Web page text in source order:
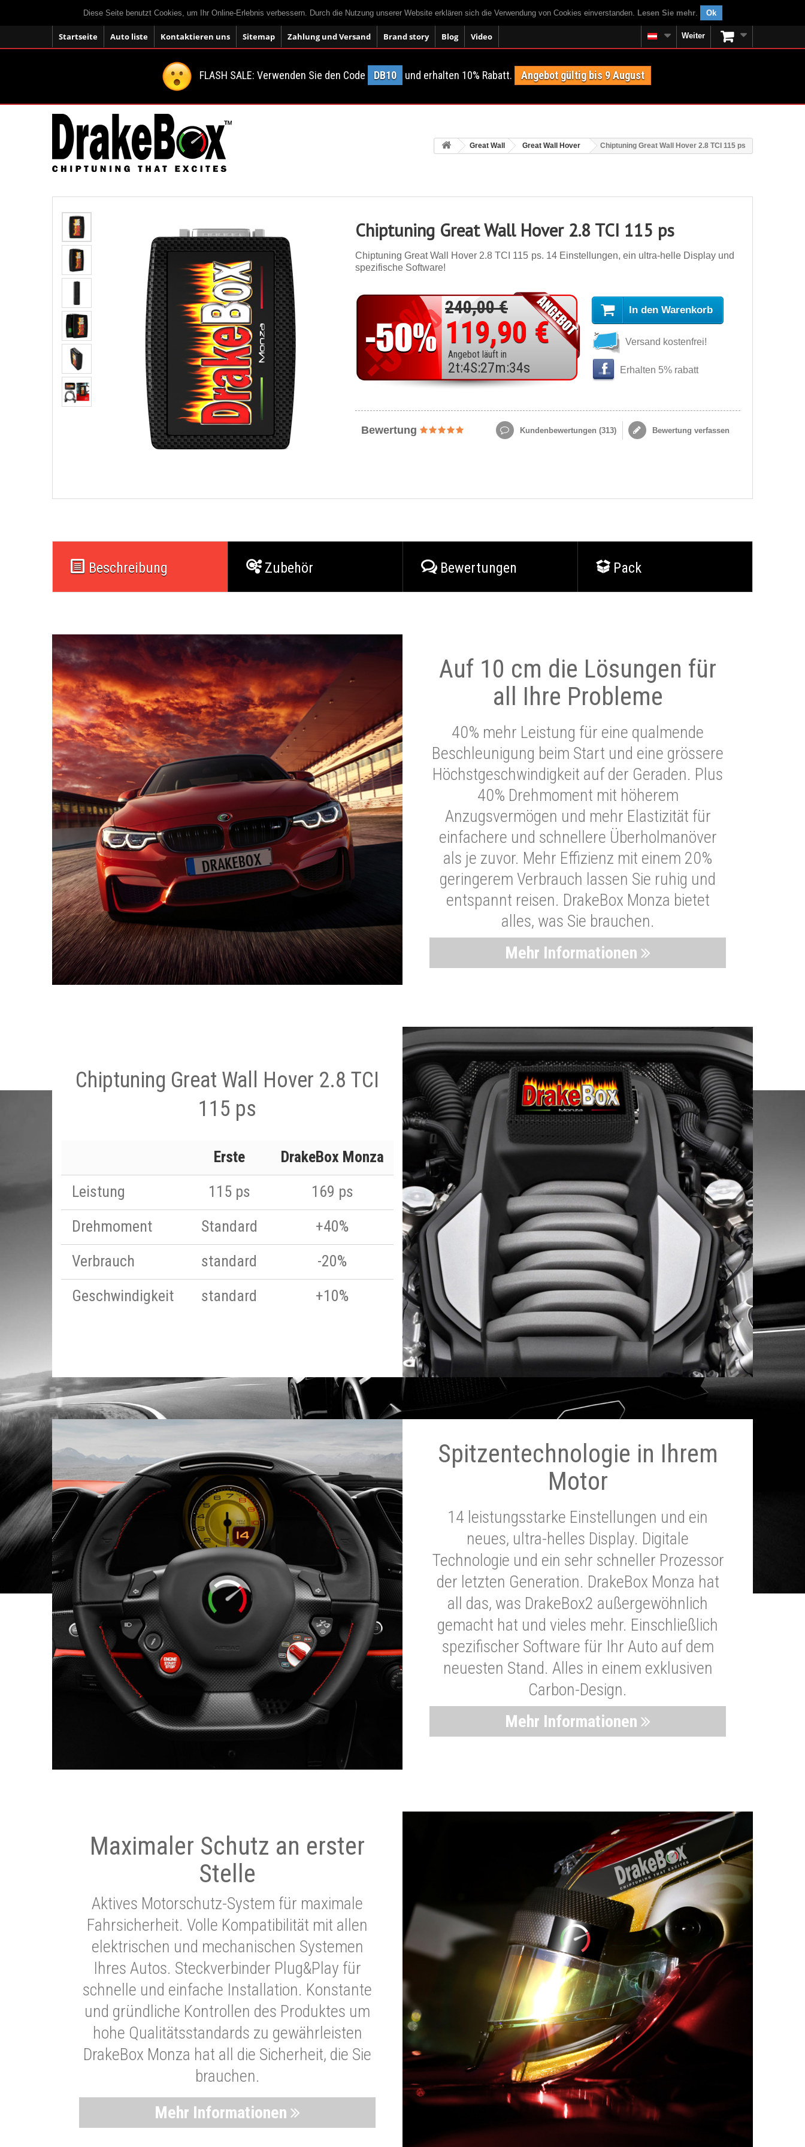
Diese Seite benutzt Cookies, um Ihr Online-Erlebnis verbessern. Durch die Nutzung unserer Website erklären sich die Verwendung von Cookies einverstanden. Lesen Sie mehr. Ok
Startseite Auto liste Kontaktieren uns Sitemap Zahlung und Versand Brand story Blog Video Weiter
FLASH SALE: Verwenden Sie den Code DB10 und erhalten 10% Rabatt. Angebot gültig bis 9 August
Great Wall Great Wall Hover Chiptuning Great Wall Hover 2.8 TCI 115 ps
Chiptuning Great Wall Hover 2.8 TCI 115 ps
Chiptuning Great Wall Hover 2.8 TCI 115 ps. 14 Einstellungen, ein ultra-helle Display und
spezifische Software!
240,00 €
119,90 €
Angebot läuft in
2t:4S:27m:32s
In den Warenkorb
Versand kostenfrei!
Erhalten 5% rabatt
Bewertung Kundenbewertungen (313) Bewertung verfassen
Beschreibung Zubehör Bewertungen Pack
Auf 10 cm die Lösungen für
all Ihre Probleme
40% mehr Leistung für eine qualmende
Beschleunigung beim Start und eine grössere
Höchstgeschwindigkeit auf der Geraden. Plus
40% Drehmoment mit höherem
Anzugsvermögen und mehr Elastizität für
einfachere und schnellere Überholmanöver
als je zuvor. Mehr Effizienz mit einem 20%
geringerem Verbrauch lassen Sie ruhig und
entspannt reisen. DrakeBox Monza bietet
alles, was Sie brauchen.
Mehr Informationen
Chiptuning Great Wall Hover 2.8 TCI
115 ps
Erste
DrakeBox Monza
Leistung
115 ps
169 ps
Drehmoment
Standard
+40%
Verbrauch
standard
-20%
Geschwindigkeit
standard +10%
Spitzentechnologie in Ihrem
Motor
14 leistungsstarke Einstellungen und ein
neues, ultra-helles Display. Digitale
Technologie und ein sehr schneller Prozessor
der letzten Generation. DrakeBox Monza hat
all das, was DrakeBox2 außergewöhnlich
gemacht hat und vieles mehr. Einschließlich
spezifischer Software für Ihr Auto auf dem
neuesten Stand. Alles in einem exklusiven
Carbon-Design.
Mehr Informationen
Maximaler Schutz an erster
Stelle
Aktives Motorschutz-System für maximale
Fahrsicherheit. Volle Kompatibilität mit allen
elektrischen und mechanischen Systemen
Ihres Autos. Steckverbinder Plug&Play für
schnelle und einfache Installation. Konstante
und gründliche Kontrollen des Produktes um
hohe Qualitätsstandards zu gewährleisten
DrakeBox Monza hat all die Sicherheit, die Sie
brauchen.
Mehr Informationen